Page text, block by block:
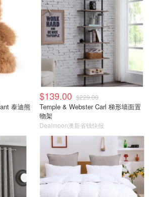
泰迪熊
$139.00 $229.00
Temple & Webster Carl 梯形墙面置
物架
Dealmoon澳新省钱快报